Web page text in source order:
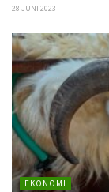
28 JUNI 2023
EKONOMI